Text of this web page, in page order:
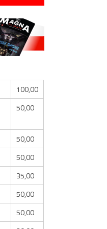
100,00
50,00
50,00
50,00
35,00
50,00
50,00